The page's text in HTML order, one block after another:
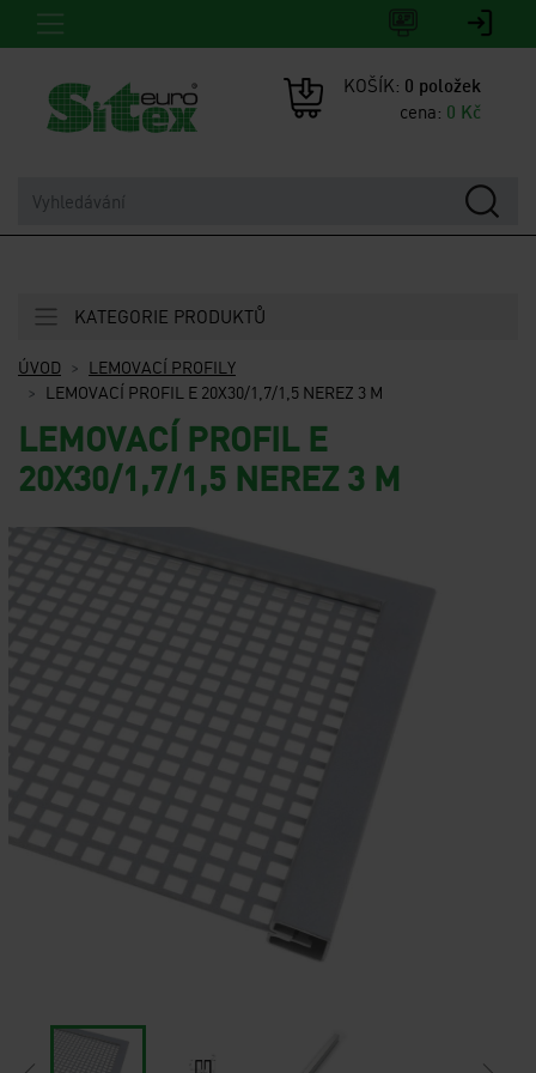
KOŠÍK: 0 položek
cena: 0 Kč
ÚVOD
LEMOVACÍ PROFILY
LEMOVACÍ PROFIL E 20X30/1,7/1,5 NEREZ 3 M
LEMOVACÍ PROFIL E
20X30/1,7/1,5 NEREZ 3 M
KATEGORIE PRODUKTŮ